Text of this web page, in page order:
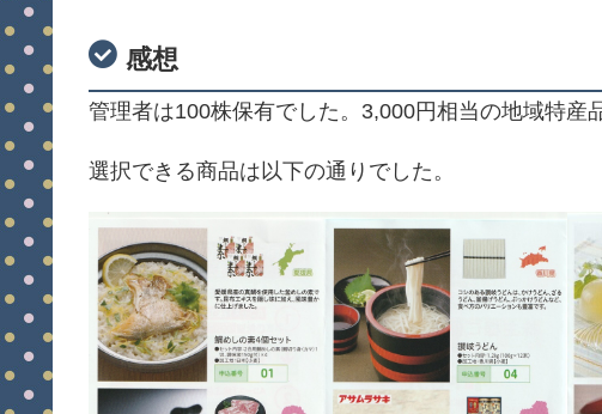
感想
管理者は100株保有でした。3,000円相当の地域特産
選択できる商品は以下の通りでした。